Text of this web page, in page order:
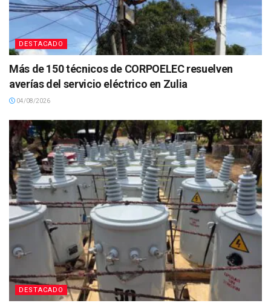
DESTACADO
Más de 150 técnicos de CORPOELEC resuelven
averías del servicio eléctrico en Zulia
04/08/2026
DESTACADO